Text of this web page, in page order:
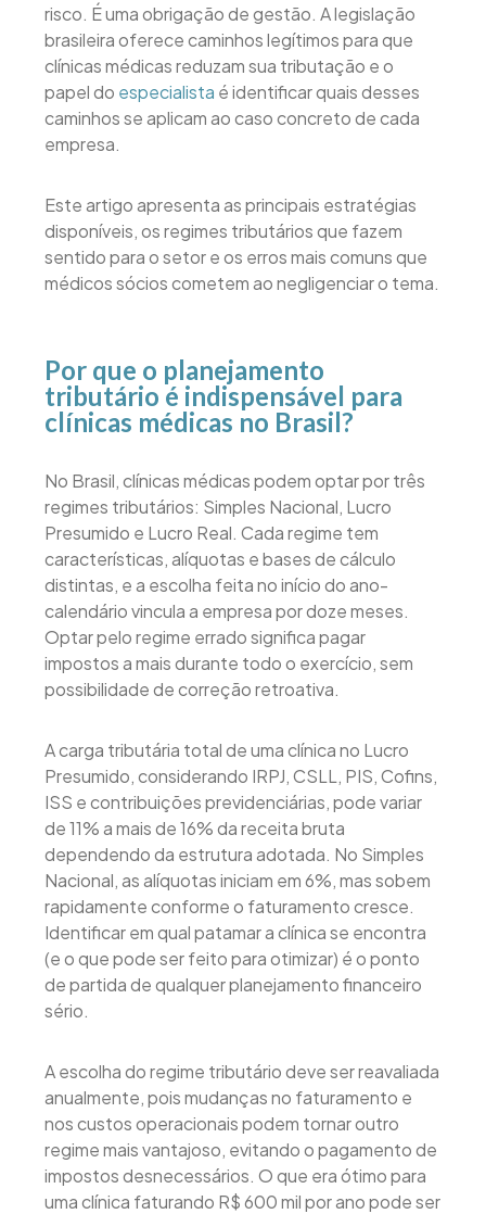
risco. É uma obrigação de gestão. A legislação
brasileira oferece caminhos legítimos para que
clínicas médicas reduzam sua tributação e o
papel do especialista é identificar quais desses
caminhos se aplicam ao caso concreto de cada
empresa.
Este artigo apresenta as principais estratégias
disponíveis, os regimes tributários que fazem
sentido para o setor e os erros mais comuns que
médicos sócios cometem ao negligenciar o tema.
Por que o planejamento
tributário é indispensável para
clínicas médicas no Brasil?
No Brasil, clínicas médicas podem optar por três
regimes tributários: Simples Nacional, Lucro
Presumido e Lucro Real. Cada regime tem
características, alíquotas e bases de cálculo
distintas, e a escolha feita no início do ano-
calendário vincula a empresa por doze meses.
Optar pelo regime errado significa pagar
impostos a mais durante todo o exercício, sem
possibilidade de correção retroativa.
A carga tributária total de uma clínica no Lucro
Presumido, considerando IRPJ, CSLL, PIS, Cofins,
ISS e contribuições previdenciárias, pode variar
de 11% a mais de 16% da receita bruta
dependendo da estrutura adotada. No Simples
Nacional, as alíquotas iniciam em 6%, mas sobem
rapidamente conforme o faturamento cresce.
Identificar em qual patamar a clínica se encontra
(e o que pode ser feito para otimizar) é o ponto
de partida de qualquer planejamento financeiro
sério.
A escolha do regime tributário deve ser reavaliada
anualmente, pois mudanças no faturamento e
nos custos operacionais podem tornar outro
regime mais vantajoso, evitando o pagamento de
impostos desnecessários. O que era ótimo para
uma clínica faturando R$ 600 mil por ano pode ser